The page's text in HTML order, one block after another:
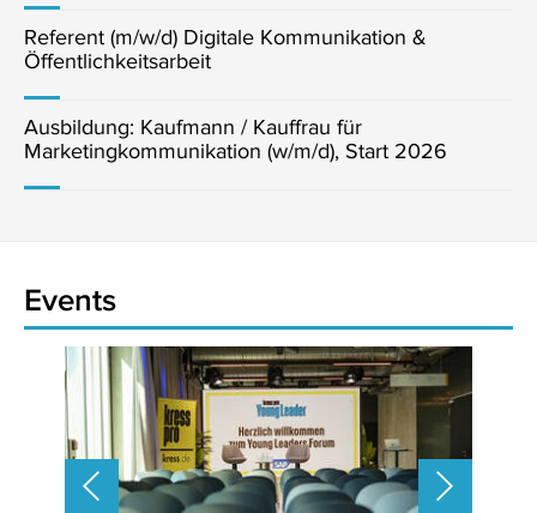
Referent (m/w/d) Digitale Kommunikation &
Öffentlichkeitsarbeit
Ausbildung: Kaufmann / Kauffrau für
Marketingkommunikation (w/m/d), Start 2026
Events